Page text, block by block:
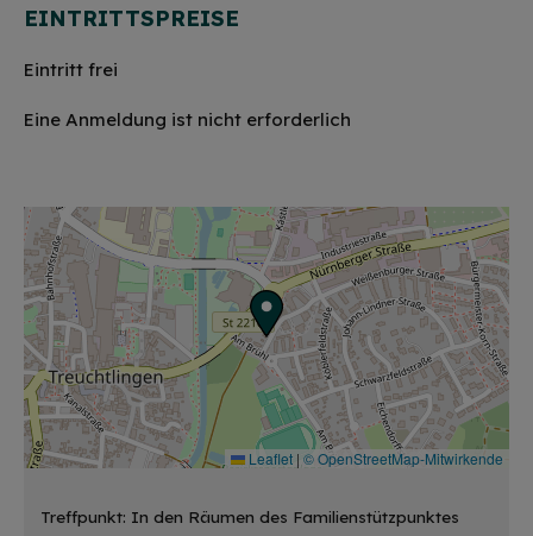
EINTRITTSPREISE
Eintritt frei
Eine Anmeldung ist nicht erforderlich
Leaflet | © OpenStreetMap-Mitwirkende
Treffpunkt: In den Räumen des Familienstützpunktes